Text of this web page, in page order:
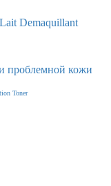
Toner